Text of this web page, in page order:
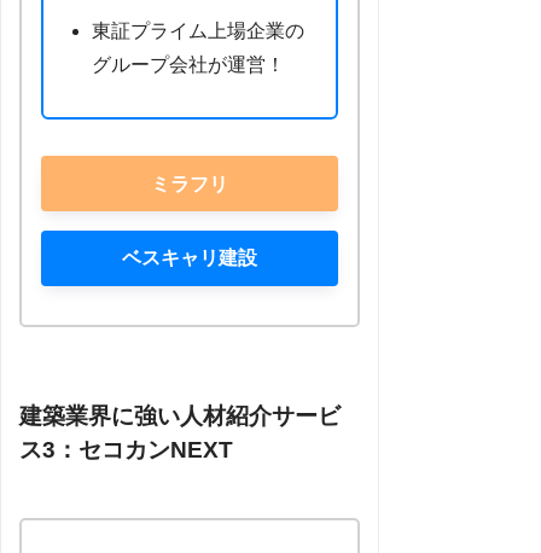
東証プライム上場企業の
グループ会社が運営！
ミラフリ
ベスキャリ建設
建築業界に強い人材紹介サービ
ス3：セコカンNEXT